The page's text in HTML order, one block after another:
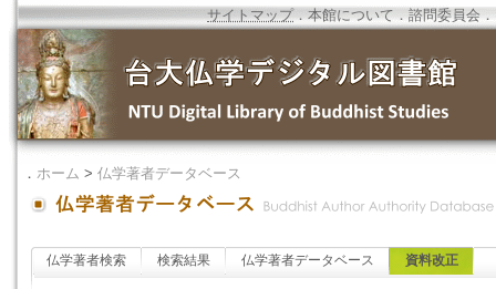
サイトマップ．本館について ．諮問委員会 ．
． ホーム > 仏学著者データベース
仏学著者検索 検索結果 仏学著者データベース 資料改正